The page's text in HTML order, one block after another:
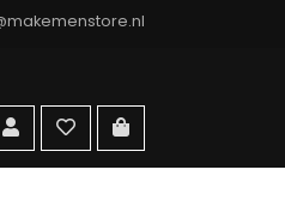
accountwishlistga naar